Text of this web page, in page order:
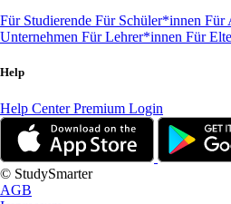
Für Studierende Für Schüler*innen Für
Unternehmen Für Lehrer*innen Für
Help
Help CenterPremium Login
© StudySmarter
AGB